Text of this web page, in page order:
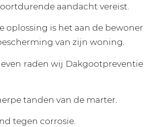
aandacht vereist.
is het aan de bewoner
van zijn woning.
raden wij Dakgootpreventie
tanden van de marter.
tegen corrosie.